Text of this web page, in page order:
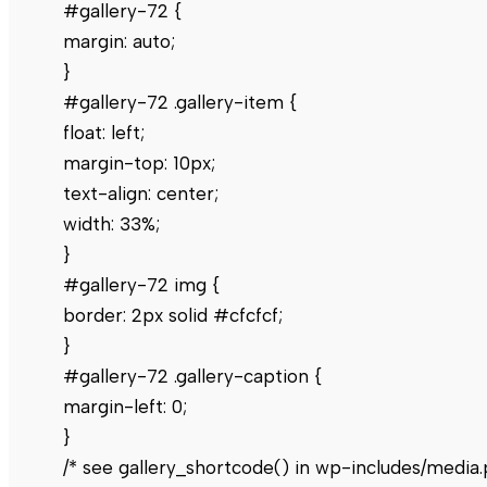
#gallery-72 {
margin: auto;
}
#gallery-72 .gallery-item {
float: left;
margin-top: 10px;
text-align: center;
width: 33%;
}
#gallery-72 img {
border: 2px solid #cfcfcf;
}
#gallery-72 .gallery-caption {
margin-left: 0;
}
/* see gallery_shortcode() in wp-includes/